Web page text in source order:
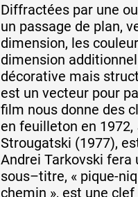
Diffractées par une
un passage de plan,
dimension, les
dimension
décorative mais
est un vecteur pour
film nous donne des
en feuilleton en 1972,
Strougatski (1977),
Andrei Tarkovski fera
sous–titre, « pique-
chemin », est une